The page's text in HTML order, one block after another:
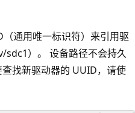
（通用唯一标识符）来引用驱
sdc1）。 设备路径不会持久
找新驱动器的 UUID，请使